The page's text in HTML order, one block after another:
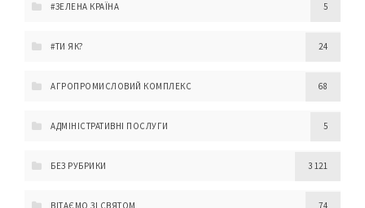
#ЗЕЛЕНА КРАЇНА 5
#ТИ ЯК? 24
АГРОПРОМИСЛОВИЙ КОМПЛЕКС 68
АДМІНІСТРАТИВНІ ПОСЛУГИ 5
БЕЗ РУБРИКИ 3 121
ВІТАЄМО ЗІ СВЯТОМ 74